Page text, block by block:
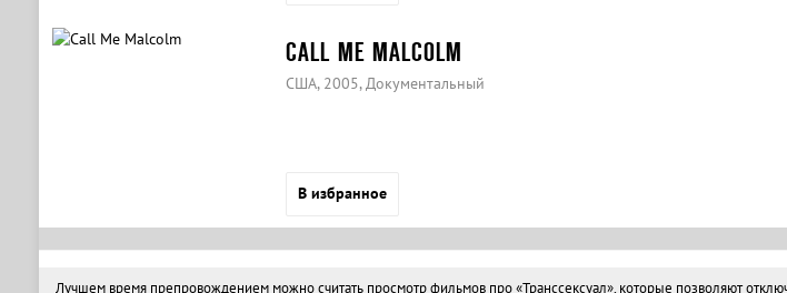
CALL ME MALCOLM
США, 2005, Документальный
В избранное
Лучшем время препровождением можно считать просмотр фильмов про «Транссексуал», которые позволяют